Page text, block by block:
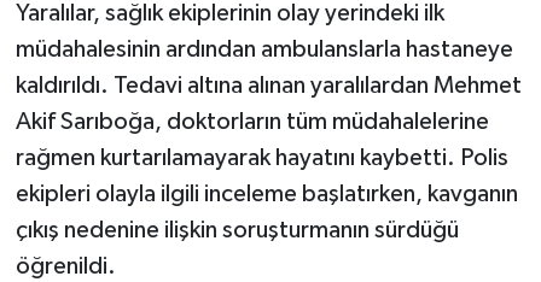
Yaralılar, sağlık ekiplerinin olay yerindeki ilk
müdahalesinin ardından ambulanslarla hastaneye
kaldırıldı. Tedavi altına alınan yaralılardan Mehmet
Akif Sarıboğa, doktorların tüm müdahalelerine
rağmen kurtarılamayarak hayatını kaybetti. Polis
ekipleri olayla ilgili inceleme başlatırken, kavganın
çıkış nedenine ilişkin soruşturmanın sürdüğü
öğrenildi.